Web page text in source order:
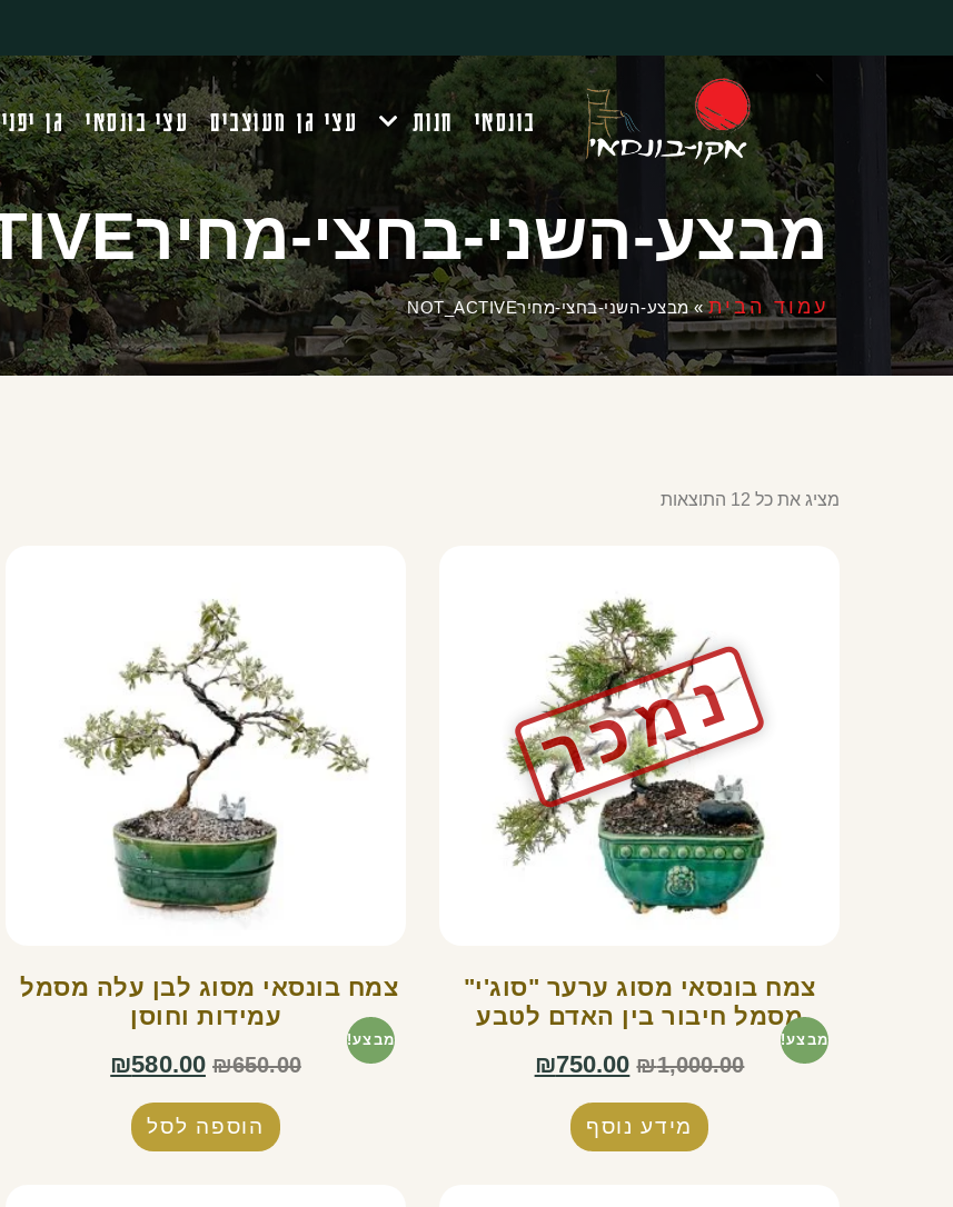
בונסאי חנות עצי גן מעוצבים עצי בונסאי גן יפני
מבצע-השני-בחצי-מחירNOT_ACTIVE
עמוד הבית»מבצע-השני-בחצי-מחירNOT_ACTIVE
מציג את כל 12 התוצאות
מבצע!
צמח בונסאי מסוג ערער "סוג'י"
מסמל חיבור בין האדם לטבע
₪1,000.00
₪750.00
מידע נוסף
מבצע!
צמח בונסאי מסוג לבן עלה מסמל
עמידות וחוסן
₪650.00
₪580.00
הוספה לסל